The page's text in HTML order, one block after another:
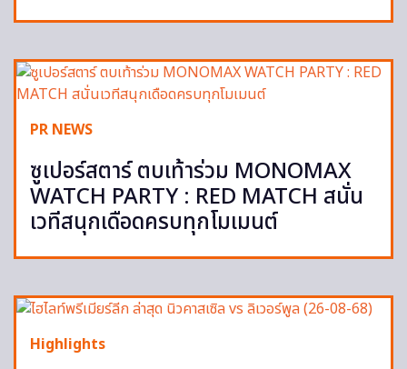
PR NEWS
ซูเปอร์สตาร์ ตบเท้าร่วม MONOMAX
WATCH PARTY : RED MATCH สนั่น
เวทีสนุกเดือดครบทุกโมเมนต์
Highlights